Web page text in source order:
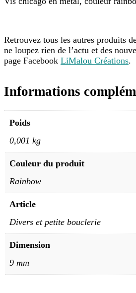
Retrouvez tous les autres produits
ne loupez rien de l’actu et des
page Facebook LiMalou Créations.
Informations
Poids
0,001 kg
Couleur du produit
Rainbow
Article
Divers et petite bouclerie
Dimension
9 mm